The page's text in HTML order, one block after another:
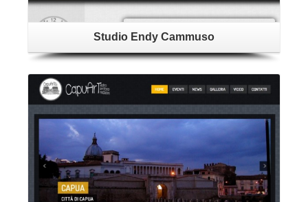
Studio Endy Cammuso
Dettagli